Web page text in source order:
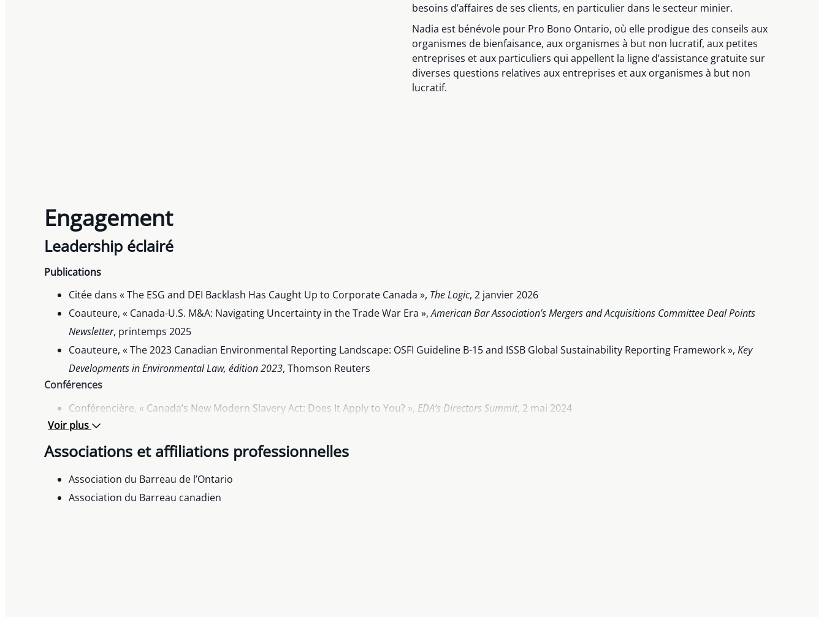
besoins d’affaires de ses clients, en particulier dans le secteur minier.
Nadia est bénévole pour Pro Bono Ontario, où elle prodigue des conseils aux
organismes de bienfaisance, aux organismes à but non lucratif, aux petites
entreprises et aux particuliers qui appellent la ligne d’assistance gratuite sur
diverses questions relatives aux entreprises et aux organismes à but non
lucratif.
Engagement
Leadership éclairé
Publications
Citée dans « The ESG and DEI Backlash Has Caught Up to Corporate Canada », The Logic, 2 janvier 2026
Coauteure, « Canada-U.S. M&A: Navigating Uncertainty in the Trade War Era »,American Bar Association’s Mergers and Acquisitions Committee Deal Points
Newsletter, printemps 2025
Coauteure, « The 2023 Canadian Environmental Reporting Landscape: OSFI Guideline B-15 and ISSB Global Sustainability Reporting Framework », Key
Developments in Environmental Law, édition 2023, Thomson Reuters
Conférences
Conférencière, « Canada’s New Modern Slavery Act: Does It Apply to You? », EDA’s Directors Summit, 2 mai 2024
Voir plus
Associations et affiliations professionnelles
Association du Barreau de l’Ontario
Association du Barreau canadien